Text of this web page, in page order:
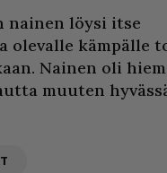
nainen löysi itse
olevalle kämpälle
Nainen oli
muuten